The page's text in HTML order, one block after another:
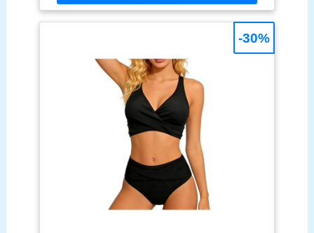
le ventre, ce qui aide à couvrir vos zones à
problèmes et à vous faire paraître mince et belle.
Occasions：Eté, plage, bord de mer, piscine, sport.
Quel que soit le moment, la saison ou l'occasion où
vous voulez le porter, il montrera votre charmante
silhouette sans réserve.
-30%